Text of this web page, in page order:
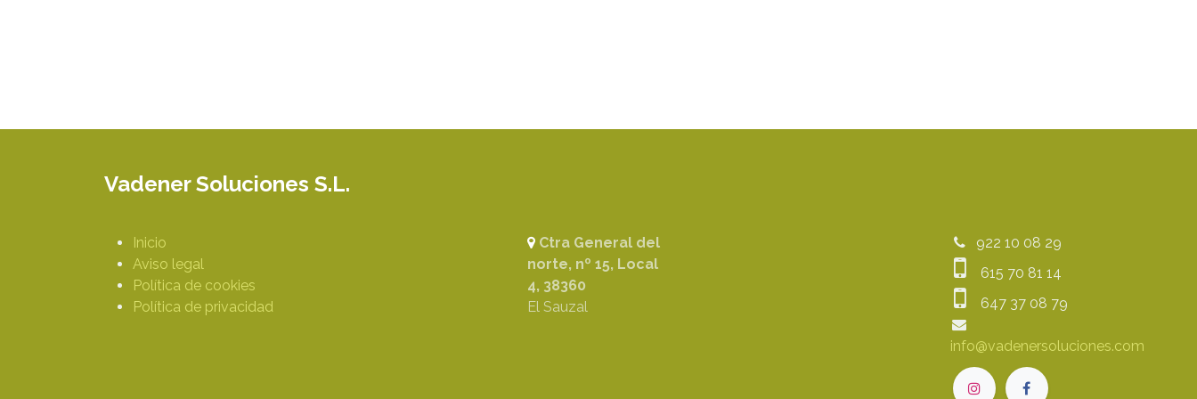
Vadener Soluciones S.L.
Inicio
Aviso legal
Política de cookies
Política de privacidad
Ctra General del
norte, nº 15, Local
4, 38360
El Sauzal
922 10 08 29
615 70 81 14
647 37 08 79
info@vadenersoluciones.com